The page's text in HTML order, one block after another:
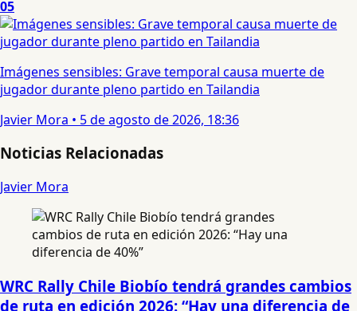
05
Imágenes sensibles: Grave temporal causa muerte de
jugador durante pleno partido en Tailandia
Javier Mora • 5 de agosto de 2026, 18:36
Noticias Relacionadas
Javier Mora
WRC Rally Chile Biobío tendrá grandes cambios
de ruta en edición 2026: “Hay una diferencia de